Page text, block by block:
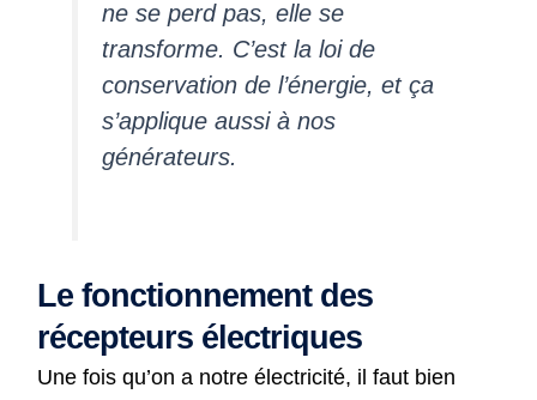
ne se perd pas, elle se
transforme. C’est la loi de
conservation de l’énergie, et ça
s’applique aussi à nos
générateurs.
Le fonctionnement des
récepteurs électriques
Une fois qu’on a notre électricité, il faut bien